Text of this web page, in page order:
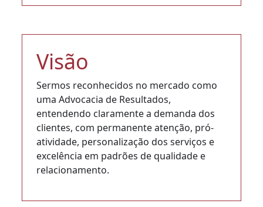
Visão
Sermos reconhecidos no mercado como
uma Advocacia de Resultados,
entendendo claramente a demanda dos
clientes, com permanente atenção, pró-
atividade, personalização dos serviços e
excelência em padrões de qualidade e
relacionamento.